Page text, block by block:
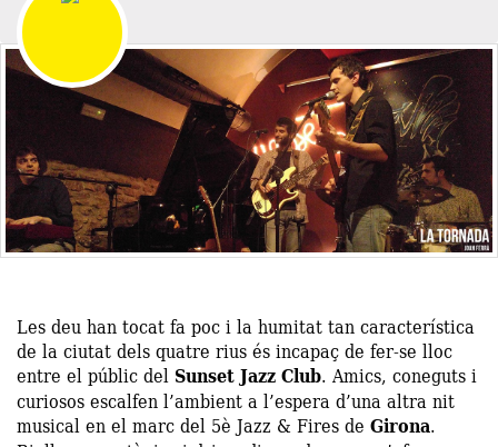
Les deu han tocat fa poc i la humitat tan característica
de la ciutat dels quatre rius és incapaç de fer-se lloc
entre el públic del Sunset Jazz Club. Amics, coneguts i
curiosos escalfen l’ambient a l’espera d’una altra nit
musical en el marc del 5è Jazz & Fires de Girona.